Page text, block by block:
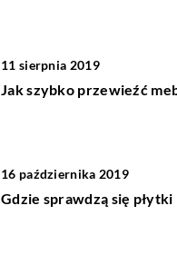
11 sierpnia 2019
Jak szybko przewieźć
16 października 2019
Gdzie sprawdzą się płytki